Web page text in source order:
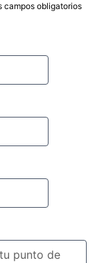
campos obligatorios